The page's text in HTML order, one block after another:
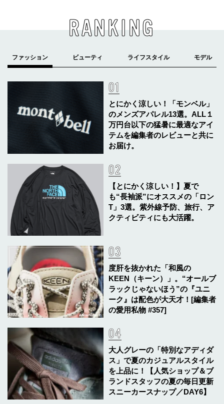
RANKING
とにかく涼しい！「モンベル」
のメンズアパレル13選。ALL１
万円台以下の猛暑に最適なアイ
テムを編集者のレビューと共に
お届け。
【とにかく涼しい！】夏で
も“長袖派”にオススメの「ロン
T」3選。紫外線予防、旅行、ア
クティビティにも大活躍。
度肝を抜かれた「和風の
KEEN（キーン）」。“オールブ
ラックじゃないほう”の『ユニ
ーク』は配色が大天才！[編集者
の愛用私物 #357]
大人グレーの「特別なアディダ
ス」で夏のカジュアルスタイル
を上品に！【人気ショップ＆ブ
ランドスタッフの夏の毎日更新
スニーカースナップ／DAY6】